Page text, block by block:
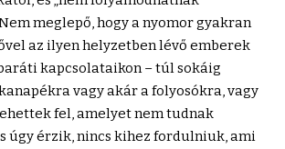
meglepő, hogy a nyomor gyakran
az ilyen helyzetben lévő emberek
kapcsolataikon – túl sokáig
vagy akár a folyosókra, vagy
fel, amelyet nem tudnak
úgy érzik, nincs kihez fordulniuk, ami